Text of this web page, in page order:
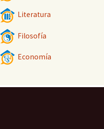
Literatura
Filosofía
Economía